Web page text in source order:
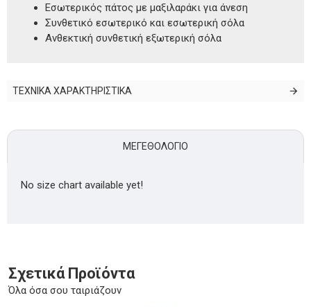
Εσωτερικός πάτος με μαξιλαράκι για άνεση
Συνθετικό εσωτερικό και εσωτερική σόλα
Ανθεκτική συνθετική εξωτερική σόλα
ΤΕΧΝΙΚΑ ΧΑΡΑΚΤΗΡΙΣΤΙΚΑ
ΜΕΓΕΘΟΛΌΓΙΟ
No size chart available yet!
Σχετικά Προϊόντα
Όλα όσα σου ταιριάζουν